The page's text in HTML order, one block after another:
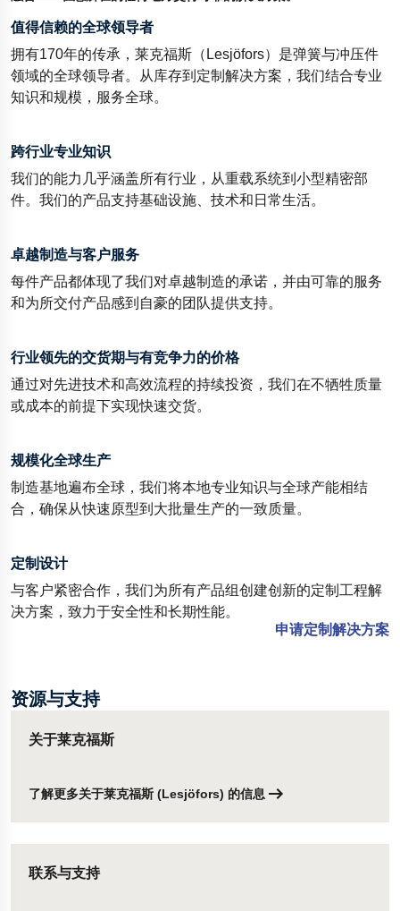
值得信赖的全球领导者
拥有170年的传承，莱克福斯（Lesjöfors）是弹簧与冲压件
领域的全球领导者。从库存到定制解决方案，我们结合专业
知识和规模，服务全球。
跨行业专业知识
我们的能力几乎涵盖所有行业，从重载系统到小型精密部
件。我们的产品支持基础设施、技术和日常生活。
卓越制造与客户服务
每件产品都体现了我们对卓越制造的承诺，并由可靠的服务
和为所交付产品感到自豪的团队提供支持。
行业领先的交货期与有竞争力的价格
通过对先进技术和高效流程的持续投资，我们在不牺牲质量
或成本的前提下实现快速交货。
规模化全球生产
制造基地遍布全球，我们将本地专业知识与全球产能相结
合，确保从快速原型到大批量生产的一致质量。
定制设计
与客户紧密合作，我们为所有产品组创建创新的定制工程解
决方案，致力于安全性和长期性能。
申请定制解决方案
资源与支持
关于莱克福斯
了解更多关于莱克福斯 (Lesjöfors) 的信息
联系与支持